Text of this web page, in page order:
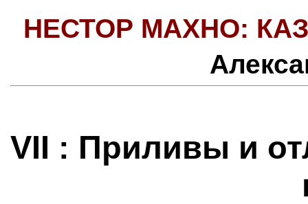
НЕСТОР МАХНО:
VII : Приливы и